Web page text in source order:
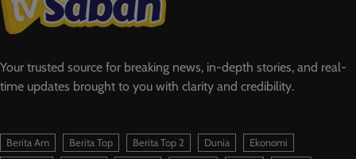
Your trusted source for breaking news, in-depth stories, and real-
time updates brought to you with clarity and credibility.
Berita Am Berita Top Berita Top 2 Dunia
Ekonomi